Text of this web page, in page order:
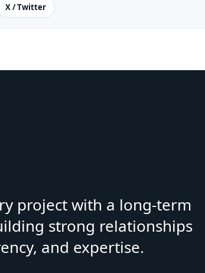
X / Twitter
project with a long-term
strong relationships
and expertise.